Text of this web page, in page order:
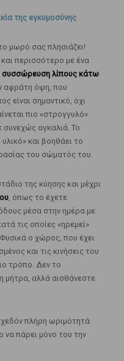
της εγκυμοσύνης
μωρό σας πλησιάζει!
περισσότερο με ένα
συσσώρευση λίπους κάτω
αφράτη όψη, που
είναι σημαντικό, όχι
πιο «στρογγυλό»
αγκαλιά. Το
και βοηθάει το
του σώματός του.
της κύησης και μέχρι
, όπως το έχετε
μέσα στην ημέρα με
τις οποίες «ηρεμεί»
ο χώρος, που έχει
και τις κινήσεις του
τρόπο. Δεν το
μήτρα, αλλά αισθάνεστε
πλήρη ωριμότητά
να πάρει μόνο του την